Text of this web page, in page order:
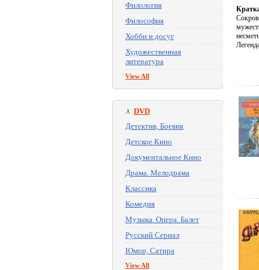
Филология
Философия
Хобби и досуг
Художественная
литература
View All
DVD
Детектив, Боевик
Детское Кино
Документальное Кино
Драма. Мелодрама
Классика
Комедия
Музыка. Опера. Балет
Русский Сериал
Юмор, Сатира
View All